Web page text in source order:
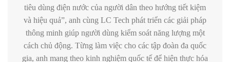
tiêu dùng điện nước của người dân theo hướng tiết kiệm
và hiệu quả”, anh cùng LC Tech phát triển các giải pháp
thông minh giúp người dùng kiểm soát năng lượng một
cách chủ động. Từng làm việc cho các tập đoàn đa quốc
gia, anh mang theo kinh nghiệm quốc tế để hiện thực hóa